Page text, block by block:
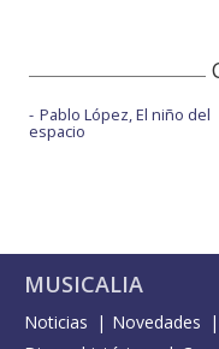
Pablo López, El niño del
espacio
MUSICALIA
Noticias Novedades